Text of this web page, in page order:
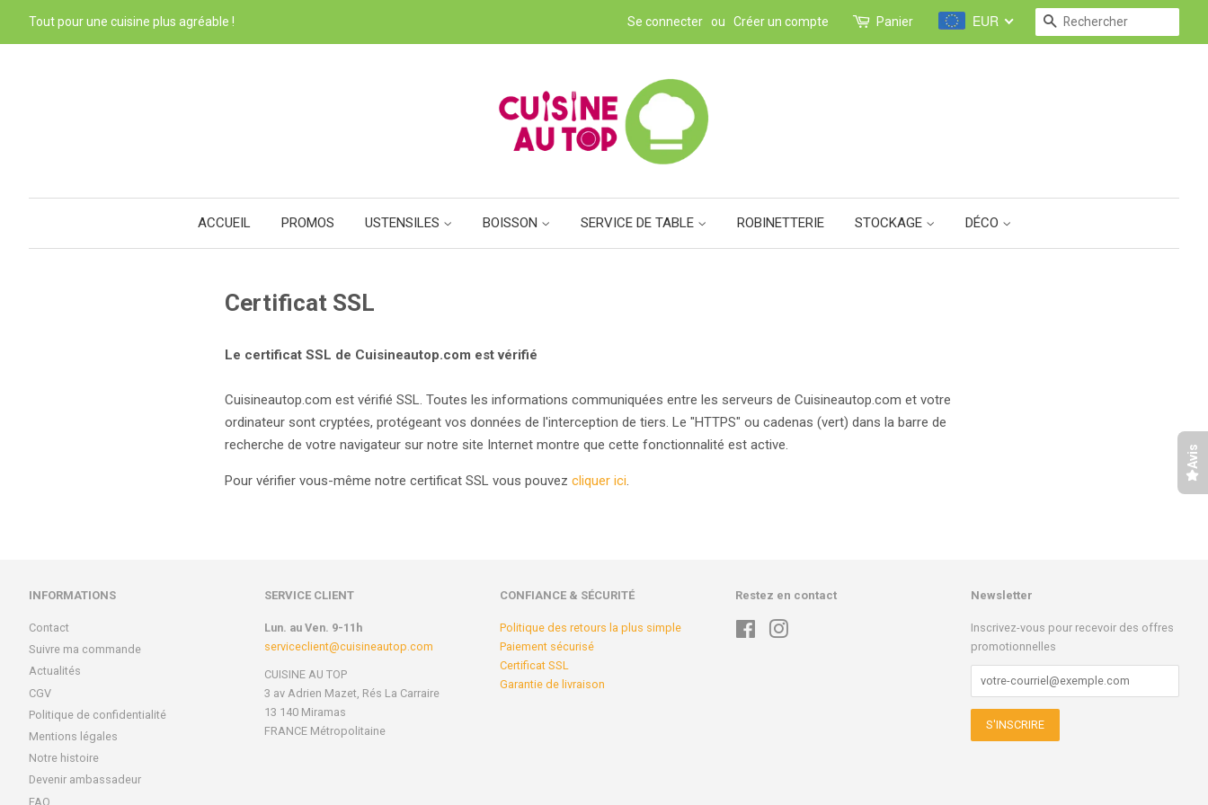
Tout pour une cuisine plus agréable ! Se connecter ou Créer un compte Panier EUR RECHERCHE
ACCUEIL PROMOS USTENSILES BOISSON SERVICE DE TABLE ROBINETTERIE STOCKAGE DÉCO
Certificat SSL
Le certificat SSL de Cuisineautop.com est vérifié
Cuisineautop.com est vérifié SSL. Toutes les informations communiquées entre les serveurs deCuisineautop.com et votre
ordinateur sont cryptées, protégeant vos données de l'interception de tiers. Le "HTTPS" ou cadenas (vert) dans la barre de
recherche de votre navigateur sur notre site Internet montre que cette fonctionnalité est active.
Pour vérifier vous-même notre certificat SSL vous pouvezcliquer ici.
INFORMATIONS
Contact
Suivre ma commande
Actualités
CGV
Politique de confidentialité
Mentions légales
Notre histoire
Devenir ambassadeur
FAQ
SERVICE CLIENT
Lun. au Ven. 9-11h
serviceclient@cuisineautop.com
CUISINE AU TOP
3 av Adrien Mazet, Rés La Carraire
13 140 Miramas
FRANCE Métropolitaine
CONFIANCE & SÉCURITÉ
Politique des retours la plus simple
Paiement sécurisé
Certificat SSL
Garantie de livraison
Restez en contact
Facebook
Newsletter
Inscrivez-vous pour recevoir des offres
promotionnelles
Avis